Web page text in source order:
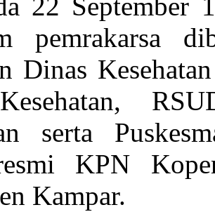
22 September
pemrakarsa
Dinas
serta
KPN
Kampar.